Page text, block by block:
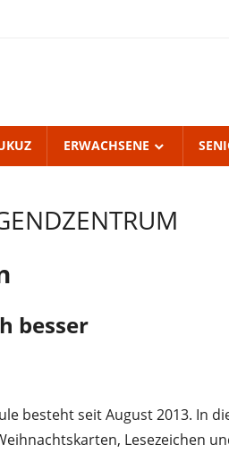
ERWACHSENE
besser
besteht seit August 2013. In
Lesezeichen